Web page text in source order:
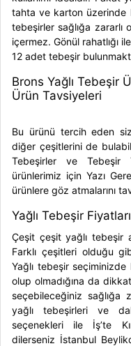
tahta ve karton üzerinde
tebeşirler sağlığa zararlı
içermez. Gönül rahatlığı
12 adet tebeşir
Brons Yağlı Tebeşir
Ürün Tavsiyeleri
Bu ürünü tercih eden
diğer çeşitlerini de
Tebeşirler ve Tebeşir
ürünlerimiz için Yazı
ürünlere göz atmalarını
Yağlı Tebeşir Fiyatları
Çeşit çeşityağlı tebeşir
Farklı çeşitleri olduğu
Yağlı tebeşir
olup olmadığına da
seçebileceğiniz sağlığa
yağlı tebeşirleri ve
seçenekleri ile İş’te
dilerseniz İstanbul